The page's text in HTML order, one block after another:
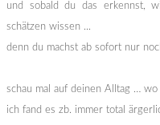
und sobald du das erkennst,
schätzen wissen ...
denn du machst ab sofort nur
schau mal auf deinen Alltag …
ich fand es zb. immer total